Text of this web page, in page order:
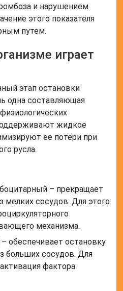
и нарушением
этого показателя
путем.
играет
этап остановки
одна составляющая
жидкое
ее потери при
русла.
– прекращает
мелких сосудов. Для этого
механизма.
обеспечивает остановку
больших сосудов. Для
фактора